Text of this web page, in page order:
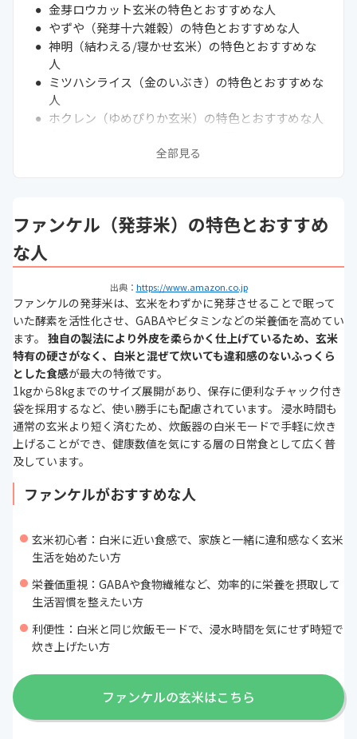
金芽ロウカット玄米の特色とおすすめな人
やずや（発芽十六雑穀）の特色とおすすめな人
神明（結わえる/寝かせ玄米）の特色とおすすめな
人
ミツハシライス（金のいぶき）の特色とおすすめな
人
ホクレン（ゆめぴりか玄米）の特色とおすすめな人
アンケート後に人気が出たおすすめの玄米3選
玄米食に変えたら健康効果を感じた方が多数
玄米の選び方
精米方法が違う？玄米と白米の違いは？
玄米は肝臓に悪い？カロリーは？白米に混ぜるのも
おすすめ
玄米がダイエット向きなのはなぜ？
玄米の美味しさを保つ方法
初心者にもおすすめの炊き方とは？炊飯器もチェッ
ク
玄米の美味しい食べ方
玄米が苦手なら玄米茶をチェック
玄米のデメリットは？食べる・購入するときの注意
点
まとめ
全部見る
ファンケル（発芽米）の特色とおすすめ
な人
出典： https://www.amazon.co.jp
ファンケルの発芽米は、玄米をわずかに発芽させることで眠って
いた酵素を活性化させ、GABAやビタミンなどの栄養価を高めてい
ます。 独自の製法により外皮を柔らかく仕上げているため、玄米
特有の硬さがなく、白米と混ぜて炊いても違和感のないふっくら
とした食感が最大の特徴です。
1kgから8kgまでのサイズ展開があり、保存に便利なチャック付き
袋を採用するなど、使い勝手にも配慮されています。 浸水時間も
通常の玄米より短く済むため、炊飯器の白米モードで手軽に炊き
上げることができ、健康数値を気にする層の日常食として広く普
及しています。
ファンケルがおすすめな人
玄米初心者：白米に近い食感で、家族と一緒に違和感なく玄米
生活を始めたい方
栄養価重視：GABAや食物繊維など、効率的に栄養を摂取して
生活習慣を整えたい方
利便性：白米と同じ炊飯モードで、浸水時間を気にせず時短で
炊き上げたい方
ファンケルの玄米はこちら